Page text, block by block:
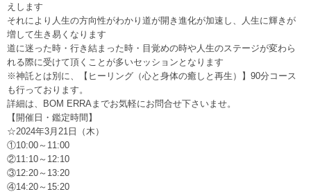
えします
それにより人生の方向性がわかり道が開き進化が加速し、人生に輝きが
増して生き易くなります
道に迷った時・行き結まった時・目覚めの時や人生のステージが変わら
れる際に受けて頂くことが多いセッションとなります
※神託とは別に、【ヒーリング（心と身体の癒しと再生）】90分コース
も行っております。
詳細は、BOM ERRAまでお気軽にお問合せ下さいませ。
【開催日・鑑定時間】
☆2024年3月21日（木）
①10:00～11:00
②11:10～12:10
③12:20～13:20
④14:20～15:20